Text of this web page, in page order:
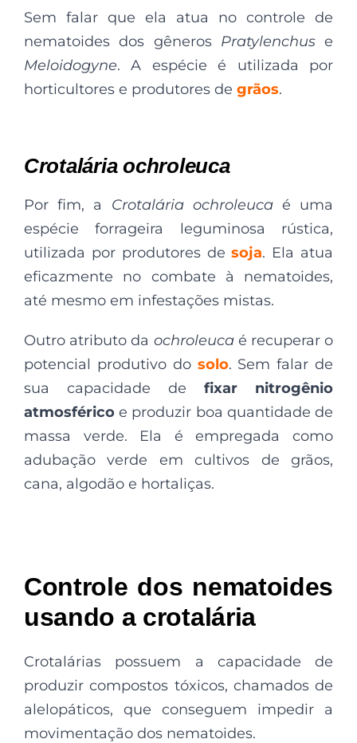
Sem falar que ela atua no controle de
nematoides dos gêneros Pratylenchuse
Meloidogyne. A espécie é utilizada por
horticultores e produtores de grãos.
Crotalária ochroleuca
Por fim, a Crotalária ochroleucaé uma
espécie forrageira leguminosa rústica,
utilizada por produtores desoja. Ela atua
eficazmente no combate à nematoides,
até mesmo em infestações mistas.
Outro atributo da ochroleucaé recuperar o
potencial produtivo do solo. Sem falar de
sua capacidade de fixar nitrogênio
atmosférico e produzir boa quantidade de
massa verde. Ela é empregada como
adubação verde em cultivos de grãos,
cana, algodão e hortaliças.
Controle dos nematoides
usando a crotalária
Crotalárias possuem a capacidade de
produzir compostos tóxicos, chamados de
alelopáticos, que conseguem impedir a
movimentação dos nematoides.